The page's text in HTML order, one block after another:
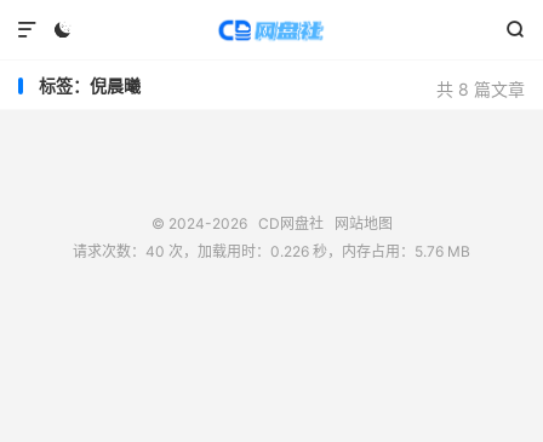
 

共 8 篇文章
标签：倪晨曦
© 2024-2026 CD网盘社
网站地图
请求次数：40 次，加载用时：0.226 秒，内存占用：5.76 MB